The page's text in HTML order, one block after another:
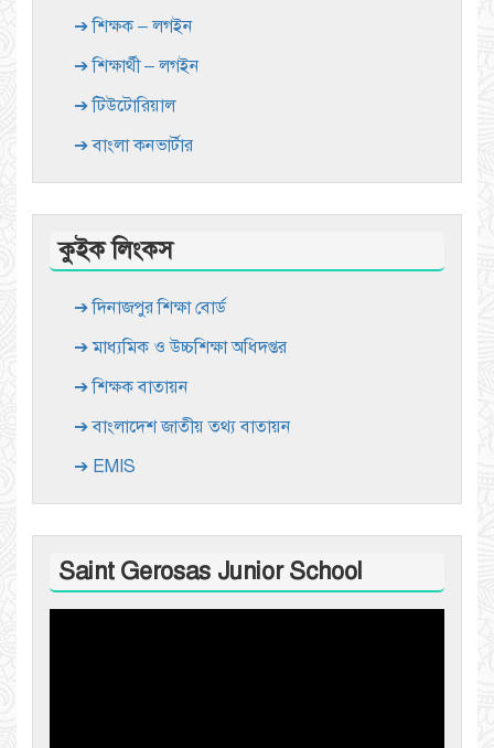
➔ শিক্ষক – লগইন
➔ শিক্ষার্থী – লগইন
➔ টিউটোরিয়াল
➔ বাংলা কনভার্টার
কুইক লিংকস
➔ দিনাজপুর শিক্ষা বোর্ড
➔ মাধ্যমিক ও উচ্চশিক্ষা অধিদপ্তর
➔ শিক্ষক বাতায়ন
➔ বাংলাদেশ জাতীয় তথ্য বাতায়ন
➔ EMIS
Saint Gerosas Junior School